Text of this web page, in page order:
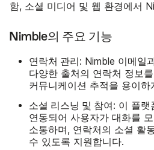
함, 소셜 미디어 및 웹 환경에서
Nimble의 주요 기능
연락처 관리: Nimble 이메일
다양한 출처의 연락처 정보
커뮤니케이션 추적을 용이하
소셜 리스닝 및 참여: 이 플랫
연동되어 사용자가 대화를
소통하며, 연락처의 소셜 활
수 있도록 지원합니다.